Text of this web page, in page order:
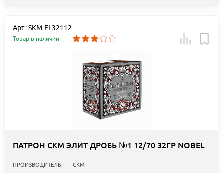
Арт.: SKM-EL32112
Товар в наличии
ПАТРОН СКМ ЭЛИТ ДРОБЬ №1 12/70 32ГР NOBEL
ПРОИЗВОДИТЕЛЬ: СКМ